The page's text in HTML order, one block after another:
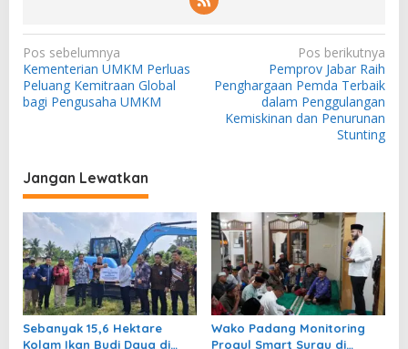
N
a
v
a
s
i
p
o
s
Pos sebelumnya
Kementerian UMKM Perluas
Peluang Kemitraan Global
bagi Pengusaha UMKM
Pos berikutnya
Pemprov Jabar Raih
Penghargaan Pemda Terbaik
dalam Penggulangan
Kemiskinan dan Penurunan
Stunting
Jangan Lewatkan
Sebanyak 15,6 Hektare
Kolam Ikan Budi Daya di
Wako Padang Monitoring
Progul Smart Surau di